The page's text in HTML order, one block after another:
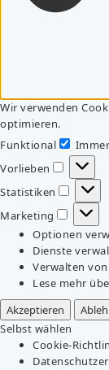
Wir verwenden
optimieren.
Funktional
Vorlieben
Statistiken
Marketing
Optionen
Dienste
Verwalten
Lese mehr
Akzeptieren
Selbst wählen
Cookie-